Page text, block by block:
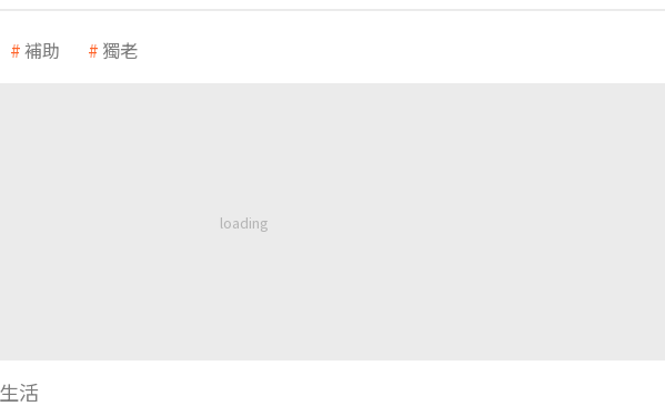
補助 獨老
活